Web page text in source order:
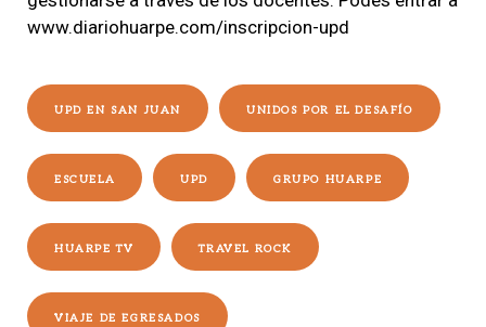
www.diariohuarpe.com/inscripcion-upd
UPD EN SAN JUAN UNIDOS POR EL DESAFÍO
ESCUELA UPD GRUPO HUARPE
HUARPE TV TRAVEL ROCK
VIAJE DE EGRESADOS